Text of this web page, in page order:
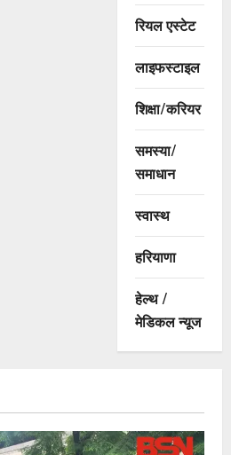
रियल एस्टेट
लाइफस्टाइल
शिक्षा/करियर
समस्या/
समाधान
स्वास्थ
हरियाणा
हेल्थ /
मेडिकल न्यूज